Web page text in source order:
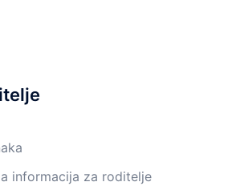
informacija za roditelje